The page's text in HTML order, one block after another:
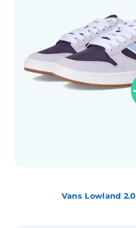
Vans Lowland 2.0